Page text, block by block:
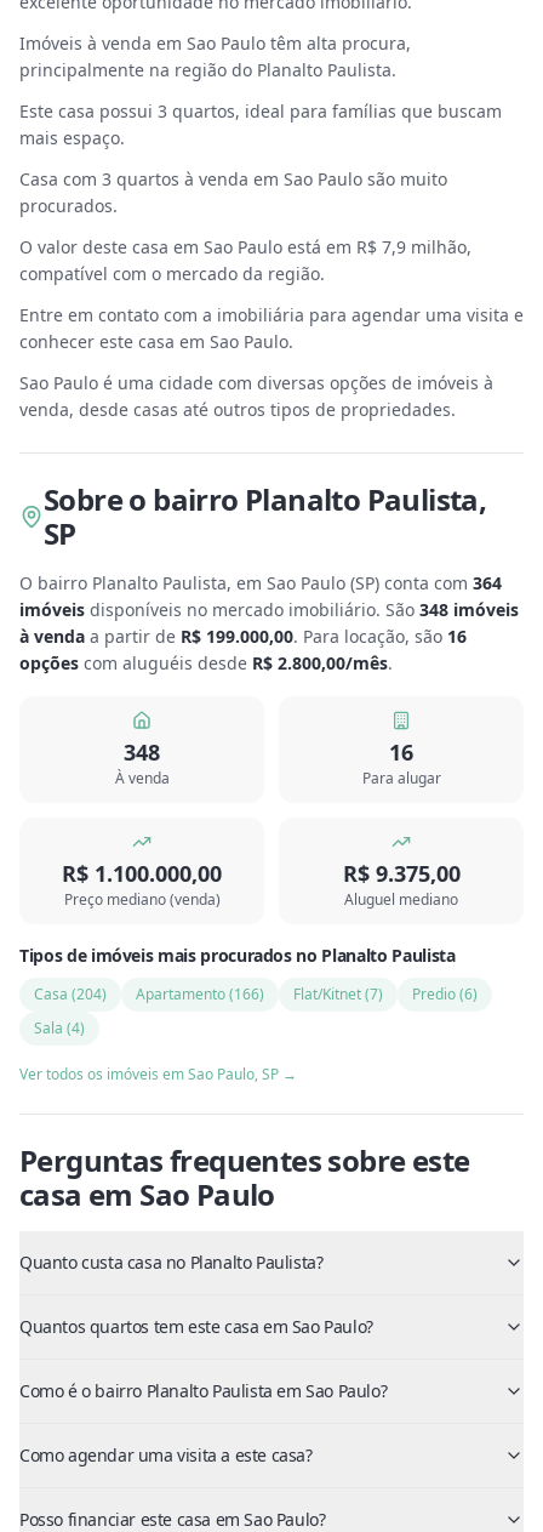
Imóveis à venda em Sao Paulo têm alta procura,
principalmente na região do Planalto Paulista.
Este casa possui 3 quartos, ideal para famílias que buscam
mais espaço.
Casa com 3 quartos à venda em Sao Paulo são muito
procurados.
O valor deste casa em Sao Paulo está em R$ 7,9 milhão,
compatível com o mercado da região.
Entre em contato com a imobiliária para agendar uma visita e
conhecer este casa em Sao Paulo.
Sao Paulo é uma cidade com diversas opções de imóveis à
venda, desde casas até outros tipos de propriedades.
Sobreo bairro Planalto Paulista,
SP
O bairro Planalto Paulista, em Sao Paulo (SP) conta com 364
imóveis disponíveis no mercado imobiliário. São 348 imóveis
à venda a partir de R$ 199.000,00. Para locação, são 16
opções com aluguéis desde R$ 2.800,00/mês.
348
À venda
16
Para alugar
R$ 1.100.000,00
Preço mediano (venda)
R$ 9.375,00
Aluguel mediano
Tipos de imóveis mais procurados no Planalto Paulista
Casa (204) Apartamento(166) Flat/Kitnet(7) Predio(6)
Sala (4)
Ver todos os imóveis emSao Paulo,SP →
Perguntas frequentes sobre este
casa em Sao Paulo
Quanto custa casa no Planalto Paulista?
Quantos quartos tem este casa em Sao Paulo?
Como é o bairro Planalto Paulista em Sao Paulo?
Como agendar uma visita a este casa?
Posso financiar este casa em Sao Paulo?